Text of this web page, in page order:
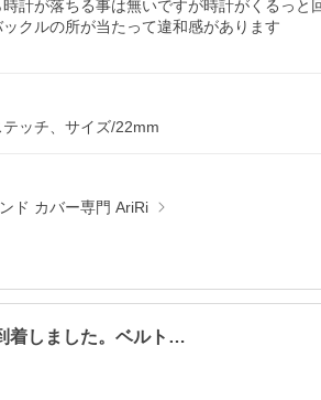
計が落ちる事は無いですが時計がくるっと
ッチ、サイズ/22mm
ド カバー専門 AriRi
着しました。ベルト…